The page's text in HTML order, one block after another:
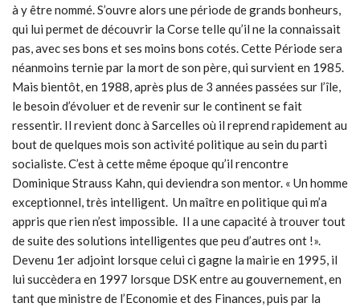
à y être nommé. S’ouvre alors une période de grands bonheurs,
qui lui permet de découvrir la Corse telle qu’il ne la connaissait
pas, avec ses bons et ses moins bons cotés. Cette Période sera
néanmoins ternie par la mort de son père, qui survient en 1985.
Mais bientôt, en 1988, après plus de 3 années passées sur l’île,
le besoin d’évoluer et de revenir sur le continent se fait
ressentir. Il revient donc à Sarcelles où il reprend rapidement au
bout de quelques mois son activité politique au sein du parti
socialiste. C’est à cette même époque qu’il rencontre
Dominique Strauss Kahn, qui deviendra son mentor. « Un homme
exceptionnel, très intelligent. Un maître en politique qui m’a
appris que rien n’est impossible. Il a une capacité à trouver tout
de suite des solutions intelligentes que peu d’autres ont !».
Devenu 1er adjoint lorsque celui ci gagne la mairie en 1995, il
lui succèdera en 1997 lorsque DSK entre au gouvernement, en
tant que ministre de l’Economie et des Finances, puis par la